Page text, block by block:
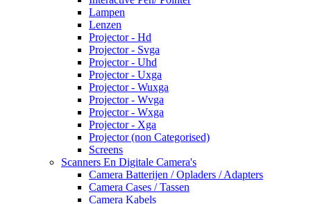
Lampen
Lenzen
Projector - Hd
Projector - Svga
Projector - Uhd
Projector - Uxga
Projector - Wuxga
Projector - Wvga
Projector - Wxga
Projector - Xga
Projector (non Categorised)
Screens
Scanners En Digitale Camera's
Camera Batterijen / Opladers / Adapters
Camera Cases / Tassen
Camera Kabels